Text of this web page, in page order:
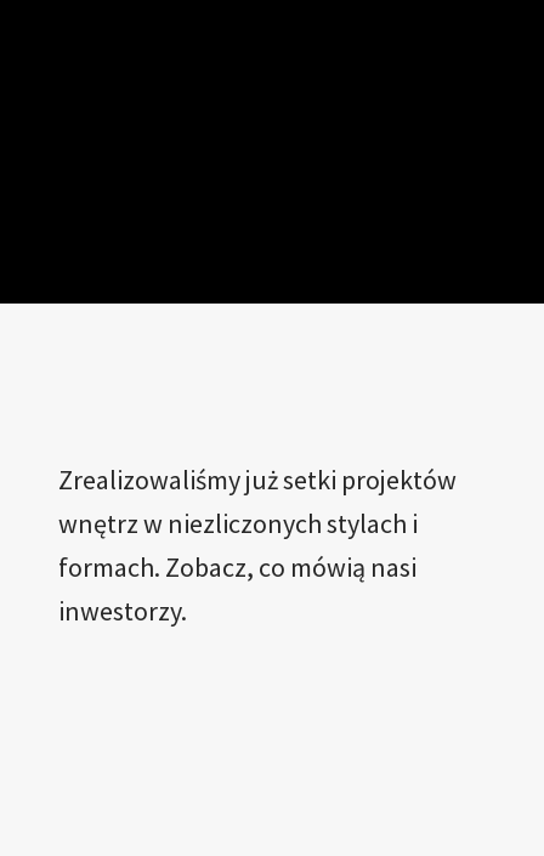
Zrealizowaliśmy już setki projektów
wnętrz w niezliczonych stylach i
formach. Zobacz, co mówią nasi
inwestorzy.